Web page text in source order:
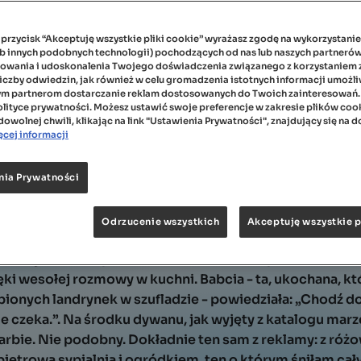
FAQ
Kontakt
M.
Dziecka? Ten, który dalej trwa!
lat, może troche mniej i najbardziej na świecie
Tej jednej, tej magicznej. Dziewczynka z telewizora
werandą, wanną i sypialnią na piętrze.
go za każdym razem, gdy zamykałam oczy.
- domek był bardzo, bardzo drogi. Jednak, w
się zmieniło, a ja uwierzyłam w magię.
mnie nie promienie słońca, ale... zapach kakao i
wesołej rozmowy w kuchni. Babcia - ta, ukochana,
landrynek w szufladzie - powiedziała: „Chodź
czeka.”. Na środku dywanu, jak wyjęty z katalogu
Nie podobny. Dokładnie ten sam z reklamy: z
“Akceptuję wszystkie pliki cookie” wyrażasz zgodę na
innych podobnych technologii) pochodzących od nas lub naszych
i udoskonalenia Twojego doświadczenia związanego z korzystaniem
odwiedzin, jak również w celu gromadzenia istotnych informacji
partnerom dostarczanie reklam dostosowanych do Twoich
prywatności. Możesz ustawić swoje preferencje w zakresie plików
chwili, klikając na link "Ustawienia Prywatności", znajdujący się na
informacji
Prywatności
Odrzucenie wszystkich Akceptuję wszystkie